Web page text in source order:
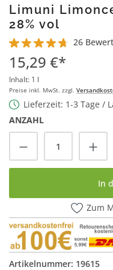
Limuni
28% vol
Durchschnittliche
26
15,29 €*
Inhalt: 1 l
Preise inkl. MwSt. zzgl.
Lieferzeit: 1-3 Tage /
ANZAHL
Produkt
In
Zum
Artikelnummer: 19615